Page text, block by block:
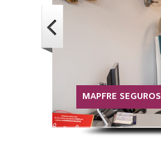
MAPFRE SEGUROS